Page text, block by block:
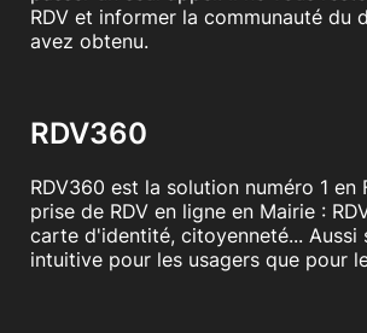
- Mariage : fournir la copie intégrale
RDV et informer la communauté du
avez obtenu.
RDV360
RDV360 est la solution numéro 1 en
prise de RDV en ligne en Mairie :
carte d'identité, citoyenneté... Aussi
intuitive pour les usagers que pour